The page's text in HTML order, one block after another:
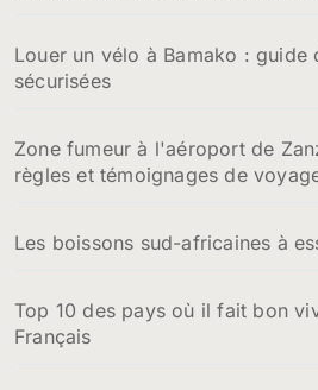
Louer un vélo à Bamako :
sécurisées
Zone fumeur à l'aéroport de
règles et témoignages de
Les boissons sud-africaines à
Top 10 des pays où il fait bon
Français